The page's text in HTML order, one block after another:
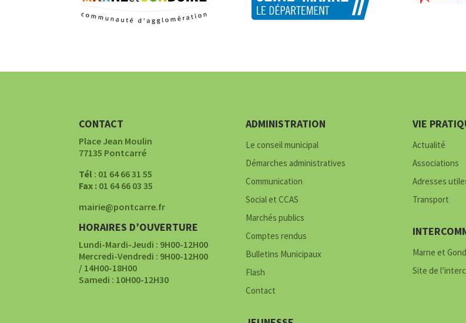
CONTACT
Place Jean Moulin
77135 Pontcarré
Tél : 01 64 66 31 55
Fax : 01 64 66 03 35
mairie@pontcarre.fr
HORAIRES D’OUVERTURE
Lundi-Mardi-Jeudi : 9H00-12H00
Mercredi-Vendredi : 9H00-12H00
/ 14H00-18H00
Samedi : 10H00-12H30
ADMINISTRATION
Le conseil municipal
Démarches administratives
Communication
Social et CCAS
Marchés publics
Comptes rendus
Bulletins Municipaux
Flash
Contact
VIE
Actualité
Associations
Adresses
Transport
Marne et
Site de